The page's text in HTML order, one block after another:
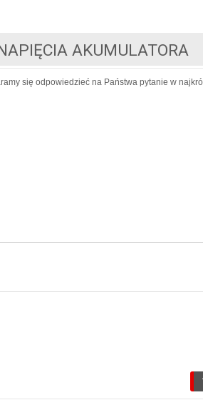
AKUMULATORA
się odpowiedzieć na Państwa pytanie w